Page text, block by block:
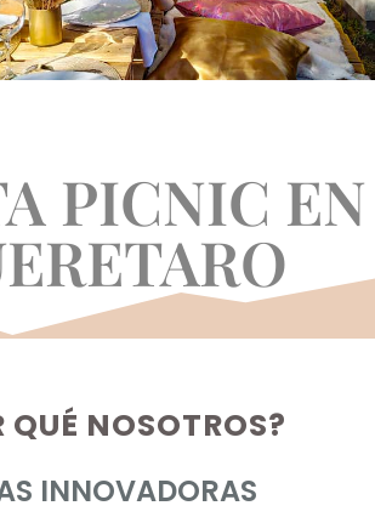
PICNIC EN
QUÉ NOSOTROS?
INNOVADORAS